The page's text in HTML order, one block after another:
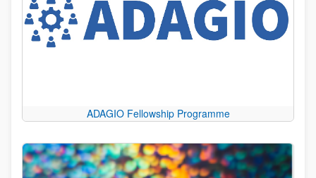
ADAGIO Fellowship Programme